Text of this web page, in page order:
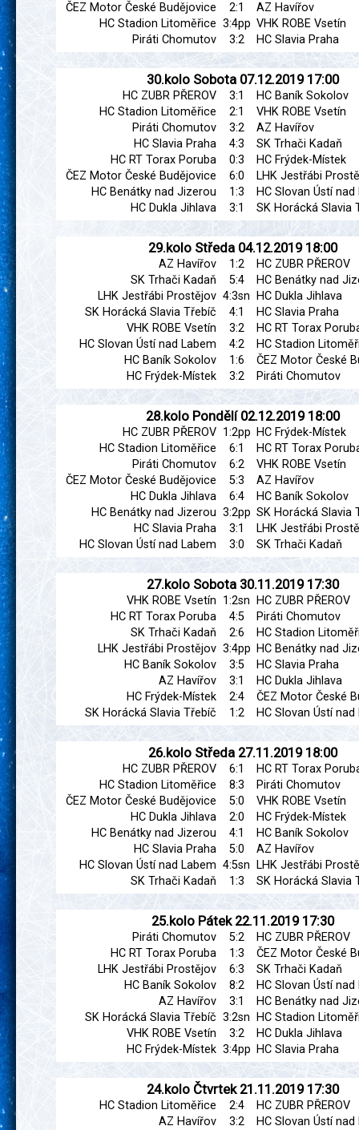
ČEZ Motor České Budějovice
2:1
AZ Havířov
HC Stadion Litoměřice 3:4pp VHK ROBE Vsetín
Piráti Chomutov
3:2 HC Slavia Praha
30.kolo Sobota 07.12.2019 17:00
HC ZUBR PŘEROV 3:1
HC Baník Sokolov
HC Stadion Litoměřice
2:1
VHK ROBE Vsetín
Piráti Chomutov
3:2
AZ Havířov
HC Slavia Praha
4:3
SK Trhači Kadaň
HC RT Torax Poruba
0:3
HC Frýdek-Místek
ČEZ Motor České Budějovice
6:0
LHK Jestřábi
HC Benátky nad Jizerou
1:3
HC Slovan Ústí nad
HC Dukla Jihlava
3:1 SK Horácká Slavia
29.kolo Středa 04.12.2019 18:00
AZ Havířov 1:2
HC ZUBR PŘEROV
SK Trhači Kadaň
5:4
HC Benátky nad
LHK Jestřábi Prostějov 4:3sn
HC Dukla Jihlava
SK Horácká Slavia Třebíč
4:1
HC Slavia Praha
VHK ROBE Vsetín
3:2
HC RT Torax
HC Slovan Ústí nad Labem
4:2
HC Stadion
HC Baník Sokolov
1:6
ČEZ Motor České
HC Frýdek-Místek
3:2 Piráti Chomutov
28.kolo Pondělí 02.12.2019 18:00
HC ZUBR PŘEROV 1:2pp HC Frýdek-Místek
HC Stadion Litoměřice
6:1
HC RT Torax
Piráti Chomutov
6:2
VHK ROBE Vsetín
ČEZ Motor České Budějovice
5:3
AZ Havířov
HC Dukla Jihlava
6:4
HC Baník Sokolov
HC Benátky nad Jizerou 3:2pp SK Horácká Slavia
HC Slavia Praha
3:1
LHK Jestřábi
HC Slovan Ústí nad Labem
3:0 SK Trhači Kadaň
27.kolo Sobota 30.11.2019 17:30
VHK ROBE Vsetín 1:2sn
HC ZUBR PŘEROV
HC RT Torax Poruba
4:5
Piráti Chomutov
SK Trhači Kadaň
2:6
HC Stadion
LHK Jestřábi Prostějov 3:4pp HC Benátky nad
HC Baník Sokolov
3:5
HC Slavia Praha
AZ Havířov
3:1
HC Dukla Jihlava
HC Frýdek-Místek
2:4
ČEZ Motor České
SK Horácká Slavia Třebíč
1:2 HC Slovan Ústí nad
26.kolo Středa 27.11.2019 18:00
HC ZUBR PŘEROV 6:1
HC RT Torax
HC Stadion Litoměřice
8:3
Piráti Chomutov
ČEZ Motor České Budějovice
5:0
VHK ROBE Vsetín
HC Dukla Jihlava
2:0
HC Frýdek-Místek
HC Benátky nad Jizerou
4:1
HC Baník Sokolov
HC Slavia Praha
5:0
AZ Havířov
HC Slovan Ústí nad Labem 4:5sn
LHK Jestřábi
SK Trhači Kadaň
1:3 SK Horácká Slavia
25.kolo Pátek 22.11.2019 17:30
Piráti Chomutov 5:2
HC ZUBR PŘEROV
HC RT Torax Poruba
1:3
ČEZ Motor České
LHK Jestřábi Prostějov
6:3
SK Trhači Kadaň
HC Baník Sokolov
8:2
HC Slovan Ústí nad
AZ Havířov
3:1
HC Benátky nad
SK Horácká Slavia Třebíč 3:2sn
HC Stadion
VHK ROBE Vsetín
3:2
HC Dukla Jihlava
HC Frýdek-Místek 3:4pp HC Slavia Praha
24.kolo Čtvrtek 21.11.2019 17:30
HC Stadion Litoměřice 2:4
HC ZUBR PŘEROV
AZ Havířov
3:2
HC Slovan Ústí nad